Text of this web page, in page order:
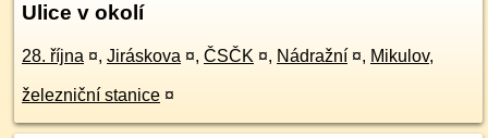
Ulice v okolí
28. října ¤, Jiráskova ¤, ČSČK ¤, Nádražní ¤, Mikulov,
železniční stanice ¤